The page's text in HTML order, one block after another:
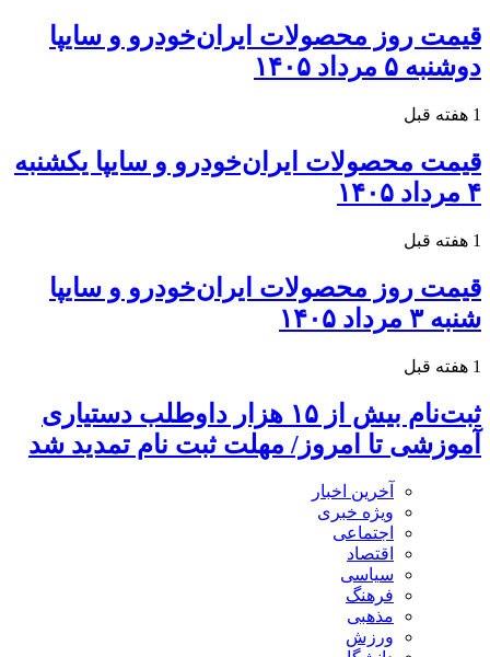
قیمت روز محصولات ایران‌خودرو و سایپا
دوشنبه ۵ مرداد ۱۴۰۵
1 هفته قبل
قیمت محصولات ایران‌خودرو و سایپا یکشنبه
۴ مرداد ۱۴۰۵
1 هفته قبل
قیمت روز محصولات ایران‌خودرو و سایپا
شنبه ۳ مرداد ۱۴۰۵
1 هفته قبل
ثبت‌نام بیش از ۱۵ هزار داوطلب دستیاری
آموزشی تا امروز/ مهلت ثبت نام تمدید شد
آخرین اخبار
ویژه خبری
اجتماعی
اقتصاد
سیاسی
فرهنگ
مذهبی
ورزش